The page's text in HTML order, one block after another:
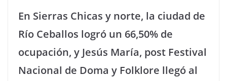
En Sierras Chicas y norte, la ciudad de
Río Ceballos logró un 66,50% de
ocupación, y Jesús María, post Festival
Nacional de Doma y Folklore llegó al